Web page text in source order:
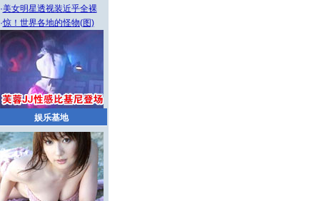
·美女明星透视装近乎全裸
·惊！世界各地的怪物(图)
娱乐基地